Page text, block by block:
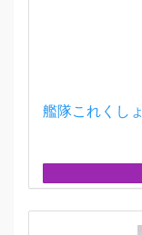
艦隊これくし